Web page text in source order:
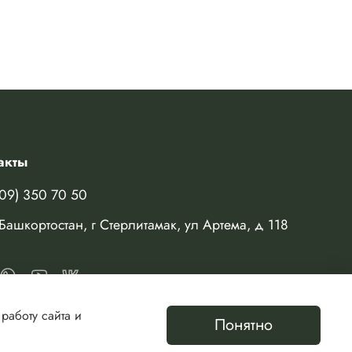
350 70 50
г Стерлитамак, ул Артема, д 118
сайта и
Понятно